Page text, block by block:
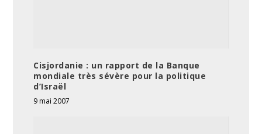
Cisjordanie : un rapport de la Banque
mondiale très sévère pour la politique
d’Israël
9 mai 2007